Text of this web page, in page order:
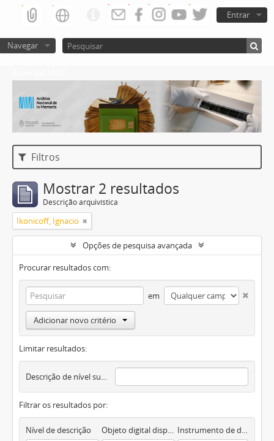
Entrar
Navegar
Filtros
Mostrar 2 resultados
Descrição arquivística
Ikonicoff, Ignacio
Opções de pesquisa avançada
Procurar resultados com:
em
Adicionar novo critério
Limitar resultados:
Descrição de nível superior
Filtrar os resultados por:
Nível de descrição Objeto digital disponível Instrumento de descrição documental